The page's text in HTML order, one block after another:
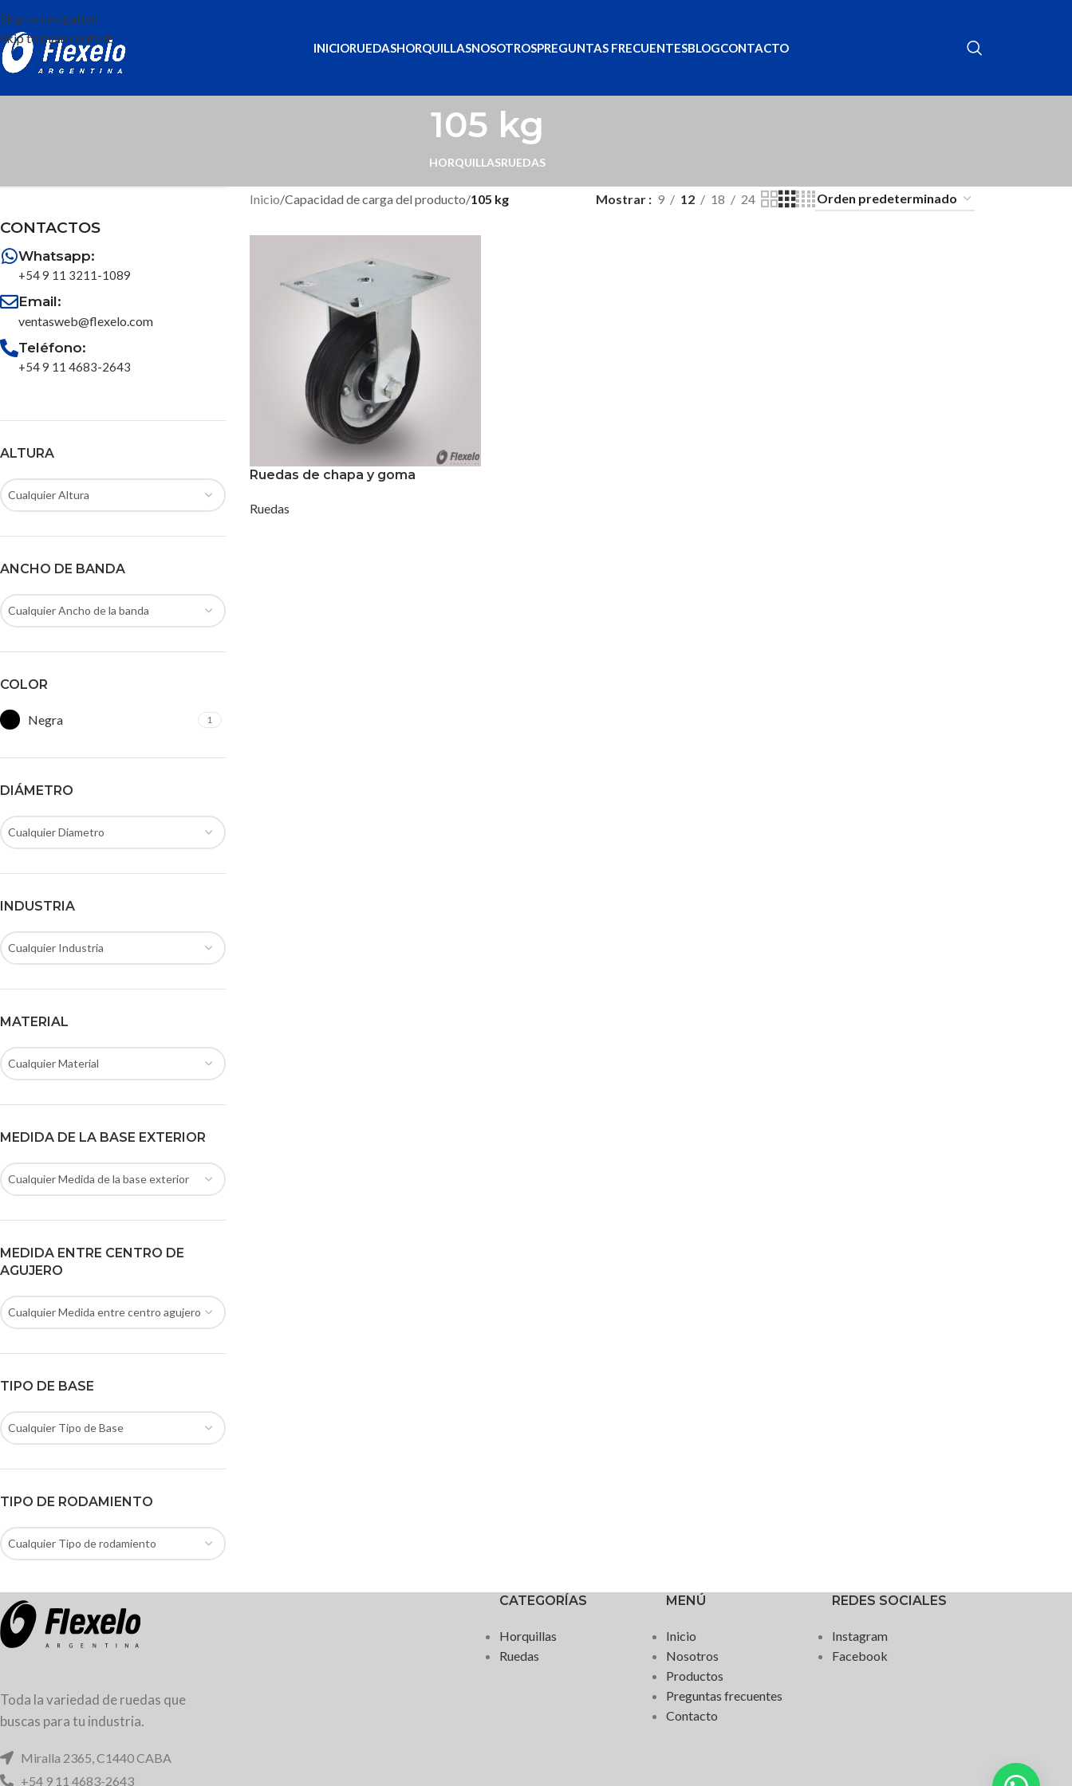
Skip to navigation
Skip to main content
INICIORUEDASHORQUILLASNOSOTROSPREGUNTAS FRECUENTESBLOGCONTACTO
105 kg
HORQUILLASRUEDAS
CONTACTOS
Whatsapp:
+54 9 11 3211-1089
Email:
ventasweb@flexelo.com
Teléfono:
+54 9 11 4683-2643
ALTURA
Cualquier Altura
ANCHO DE BANDA
Cualquier Ancho de la banda
COLOR
Negra 1
DIÁMETRO
Cualquier Diametro
INDUSTRIA
Cualquier Industria
MATERIAL
Cualquier Material
MEDIDA DE LA BASE EXTERIOR
Cualquier Medida de la base exterior
MEDIDA ENTRE CENTRO DE
AGUJERO
Cualquier Medida entre centro agujero
TIPO DE BASE
Cualquier Tipo de Base
TIPO DE RODAMIENTO
Cualquier Tipo de rodamiento
Inicio/Capacidad de carga del producto/105 kg Mostrar 9 12 18 24
Ruedas de chapa y goma
Ruedas
Toda la variedad de ruedas que
buscas para tu industria.
Miralla 2365, C1440 CABA
+54 9 11 4683-2643
CATEGORÍAS
Horquillas
Ruedas
MENÚ
Inicio
Nosotros
Productos
Preguntas frecuentes
Contacto
REDES SOCIALES
Instagram
Facebook